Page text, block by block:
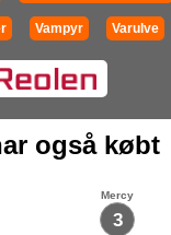
Vampyr Varulve
også købt
3
Mercy